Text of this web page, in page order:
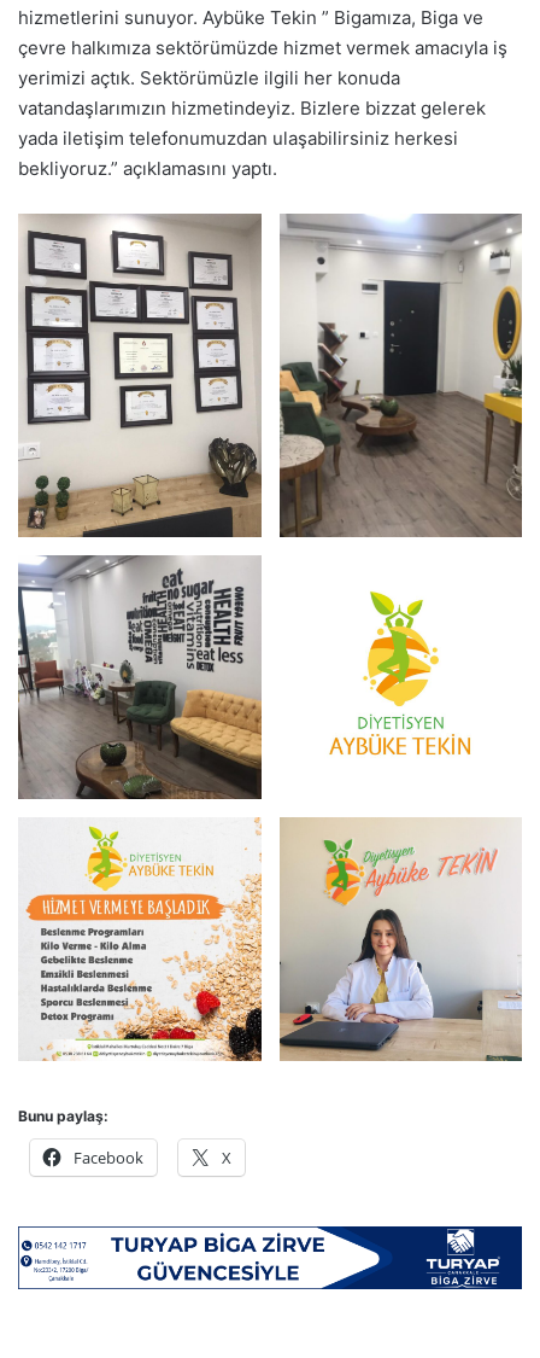
hizmetlerini sunuyor. Aybüke Tekin ” Bigamıza, Biga ve
çevre halkımıza sektörümüzde hizmet vermek amacıyla iş
yerimizi açtık. Sektörümüzle ilgili her konuda
vatandaşlarımızın hizmetindeyiz. Bizlere bizzat gelerek
yada iletişim telefonumuzdan ulaşabilirsiniz herkesi
bekliyoruz.” açıklamasını yaptı.
Bunu paylaş:
Facebook X